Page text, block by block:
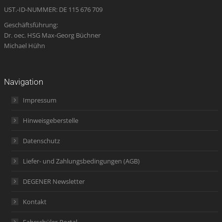
UST.-ID-NUMMER: DE 115 676 709
Geschäftsführung:
Dr. oec. HSG Max-Georg Büchner
Michael Hühn
Navigation
Impressum
Hinweisgeberstelle
Datenschutz
Liefer- und Zahlungsbedingungen (AGB)
DEGENER Newsletter
Kontakt